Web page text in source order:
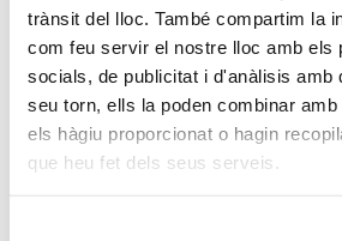
trànsit del lloc. També compartim la
com feu servir el nostre lloc amb els
socials, de publicitat i d'anàlisis amb
seu torn, ells la poden combinar
els hàgiu proporcionat o hagin
que heu fet dels seus serveis.
oferta formativa de qualitat en
Bancaixa, seguint els objectius del seu
detectat estes necessitats i pretén, per
Formació per a Gestió d’Associacions,
tècnic entre el personal voluntari,
Els continguts del curs estan distribuïts